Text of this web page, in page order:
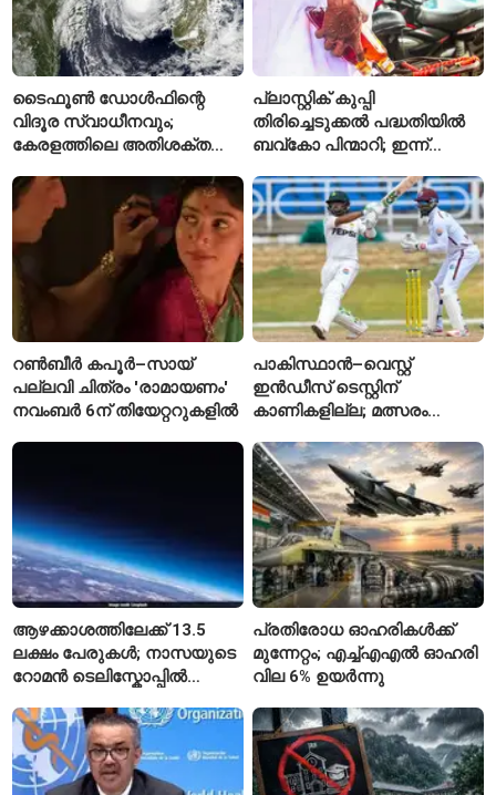
ടൈഫൂൺ ഡോൾഫിന്റെ
വിദൂര സ്വാധീനവും;
കേരളത്തിലെ അതിശക്ത
കാരണമായേക്കുമെന്ന്
റിപ്പോർട്ട്
പ്ലാസ്റ്റിക് കുപ്പി
തിരിച്ചെടുക്കൽ പദ്ധതിയിൽ
ബവ്കോ പിന്മാറി; ഇന്ന്
സ്വീകരിക്കില്ല
റൺബീർ കപൂർ–സായ്
പല്ലവി ചിത്രം 'രാമായണം'
നവംബർ 6ന് തിയേറ്ററുകളിൽ
പാകിസ്ഥാൻ–വെസ്റ്റ്
ഇൻഡീസ് ടെസ്റ്റിന്
കാണികളില്ല; മത്സരം
പരിഹാസവിഷയം
ആഴക്കാശത്തിലേക്ക് 13.5
ലക്ഷം പേരുകൾ; നാസയുടെ
റോമൻ ടെലിസ്കോപ്പിൽ
പ്രതിരോധ ഓഹരികൾക്ക്
മുന്നേറ്റം; എച്ച്എഎൽ ഓഹരി
വില 6% ഉയർന്നു